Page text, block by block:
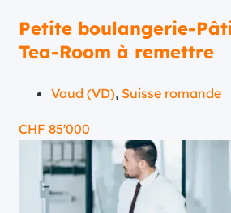
Petite boulangerie-
Tea-Room à remettre
Vaud (VD), Suisse romande
CHF 85'000